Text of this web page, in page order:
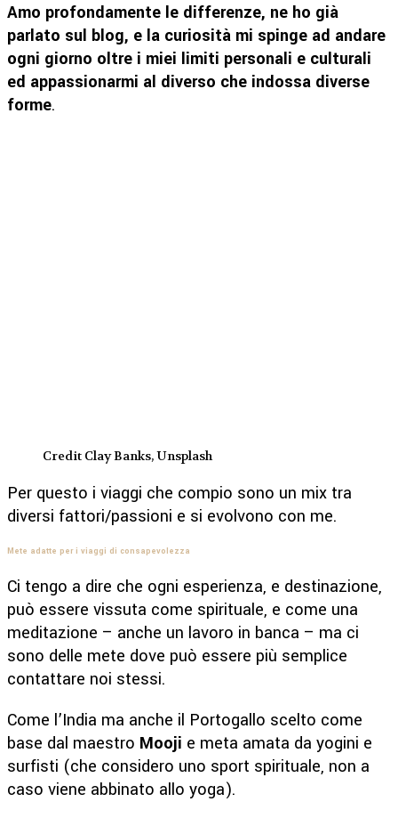
Amo profondamente le differenze, ne ho già
parlato sul blog, e la curiosità mi spinge ad andare
ogni giorno oltre i miei limiti personali e culturali
ed appassionarmi al diverso che indossa diverse
forme.
Credit Clay Banks, Unsplash
Per questo i viaggi che compio sono un mix tra
diversi fattori/passioni e si evolvono con me.
Mete adatte per i viaggi di consapevolezza
Ci tengo a dire che ogni esperienza, e destinazione,
può essere vissuta come spirituale, e come una
meditazione – anche un lavoro in banca – ma ci
sono delle mete dove può essere più semplice
contattare noi stessi.
Come l’India ma anche il Portogallo scelto come
base dal maestro Mooji e meta amata da yogini e
surfisti (che considero uno sport spirituale, non a
caso viene abbinato allo yoga).